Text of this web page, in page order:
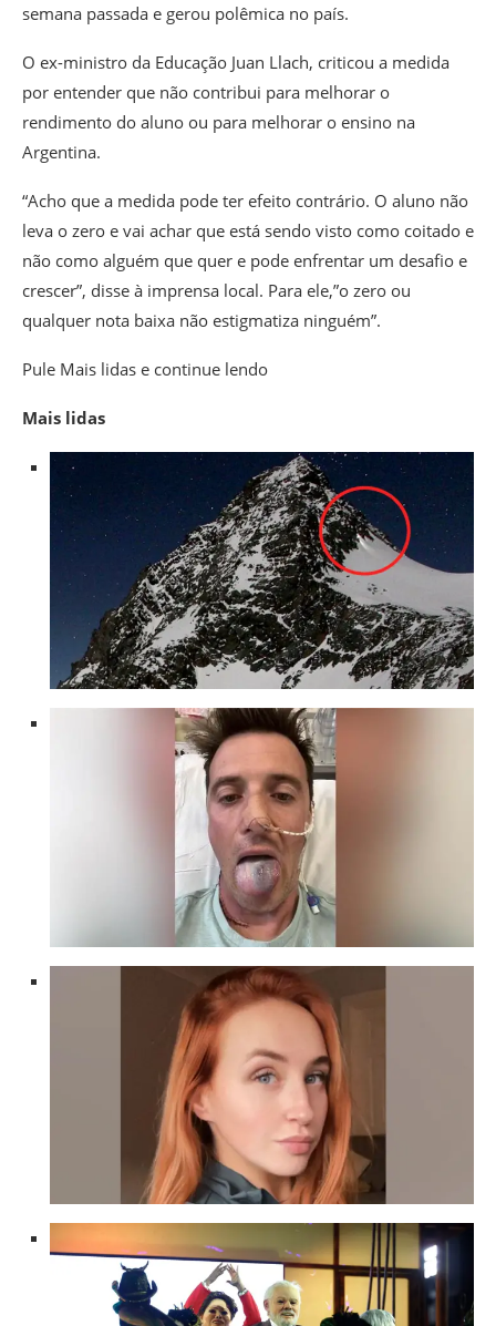
semana passada e gerou polêmica no país.
O ex-ministro da Educação Juan Llach, criticou a medida
por entender que não contribui para melhorar o
rendimento do aluno ou para melhorar o ensino na
Argentina.
“Acho que a medida pode ter efeito contrário. O aluno não
leva o zero e vai achar que está sendo visto como coitado e
não como alguém que quer e pode enfrentar um desafio e
crescer”, disse à imprensa local. Para ele,”o zero ou
qualquer nota baixa não estigmatiza ninguém”.
Pule Mais lidas e continue lendo
Mais lidas